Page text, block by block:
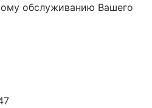
обслуживанию Вашего